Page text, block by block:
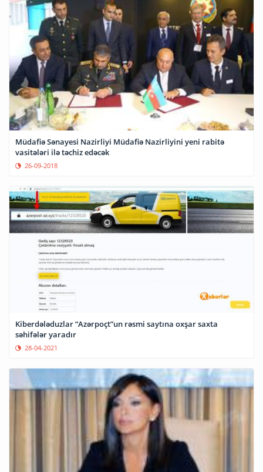
Müdafiə Sənayesi Nazirliyi Müdafiə Nazirliyini yeni rabitə
vasitələri ilə təchiz edəcək
26-09-2018
Kiberdələduzlar “Azərpoçt”un rəsmi saytına oxşar saxta
səhifələr yaradır
28-04-2021